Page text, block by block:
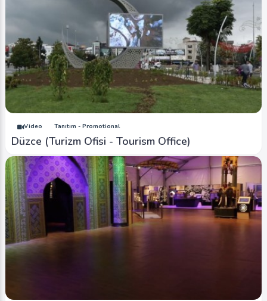
Video Tanıtım - Promotional
Düzce (Turizm Ofisi - Tourism Office)